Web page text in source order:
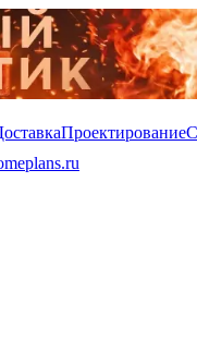
Проектирование